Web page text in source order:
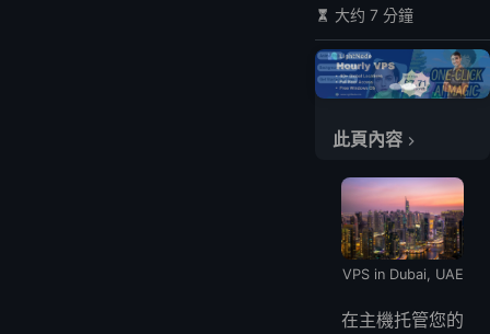
大约 7 分鐘
此頁內容
為什麼選擇VPS？
選擇杜拜合適的VPS供應商
杜拜頂級VPS供應商
LightNode
DigitalOcean
VPS in Dubai, UAE
在主機托管您的